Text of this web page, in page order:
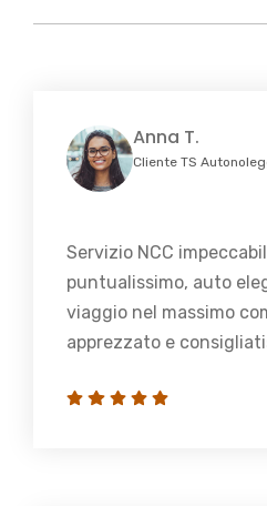
Anna T.
Cliente TS
Servizio NCC
puntualissimo, auto
viaggio nel massimo
apprezzato e